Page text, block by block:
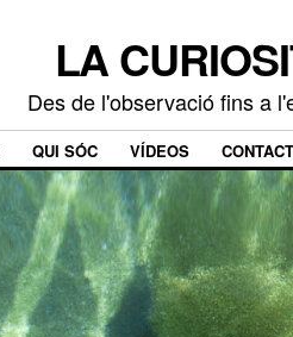
LA
Des de l'observació fins a
QUI SÓC VÍDEOS